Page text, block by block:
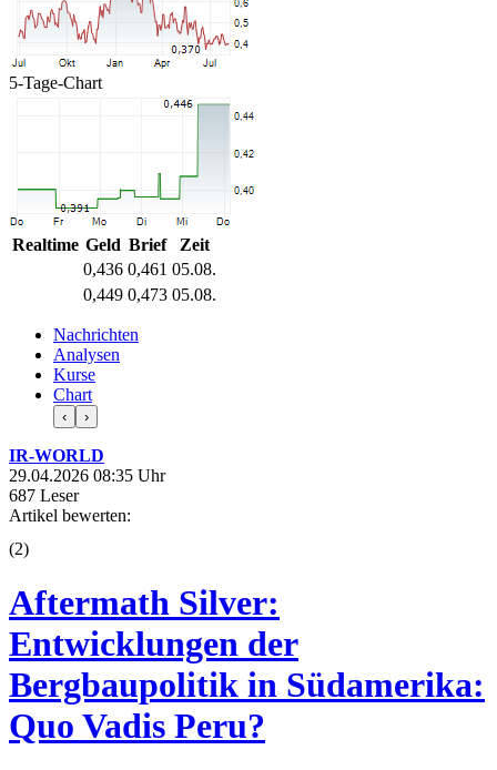
5-Tage-Chart
Realtime Geld Brief
Zeit
0,436 0,461 05.08.
0,449 0,473 05.08.
Nachrichten
Analysen
Kurse
Chart
‹ ›
IR-WORLD
29.04.2026 08:35 Uhr
687 Leser
Artikel bewerten:
(2)
Aftermath Silver:
Entwicklungen der
Bergbaupolitik in Südamerika:
Quo Vadis Peru?